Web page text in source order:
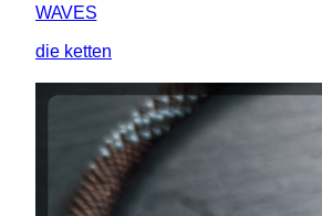
WAVES
die ketten